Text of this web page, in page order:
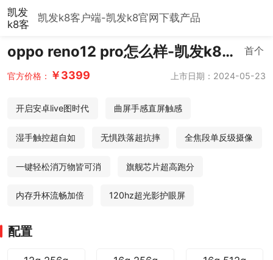
凯发
k8客
端-
凯发
k8官
凯发k8客户端-凯发k8官网下载产品
oppo reno12 pro怎么样-凯发k8客
户端
首个
安卓
官方价格： ￥3399 上市日期：2024-05-23
开启安卓live图时代 曲屏手感直屏触感
湿手触控超自如 无惧跌落超抗摔 全焦段单反级摄像
一键轻松消万物皆可消 旗舰芯片超高跑分
内存升杯流畅加倍 120hz超光影护眼屏
配置